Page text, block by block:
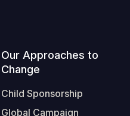
Our Approaches to
Change
Child Sponsorship
Global Campaign